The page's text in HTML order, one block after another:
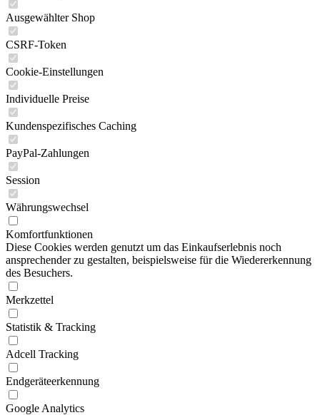
Ausgewählter Shop
CSRF-Token
Cookie-Einstellungen
Individuelle Preise
Kundenspezifisches Caching
PayPal-Zahlungen
Session
Währungswechsel
Komfortfunktionen
Diese Cookies werden genutzt um das Einkaufserlebnis noch
ansprechender zu gestalten, beispielsweise für die Wiedererkennung
des Besuchers.
Merkzettel
Statistik & Tracking
Adcell Tracking
Endgeräteerkennung
Google Analytics